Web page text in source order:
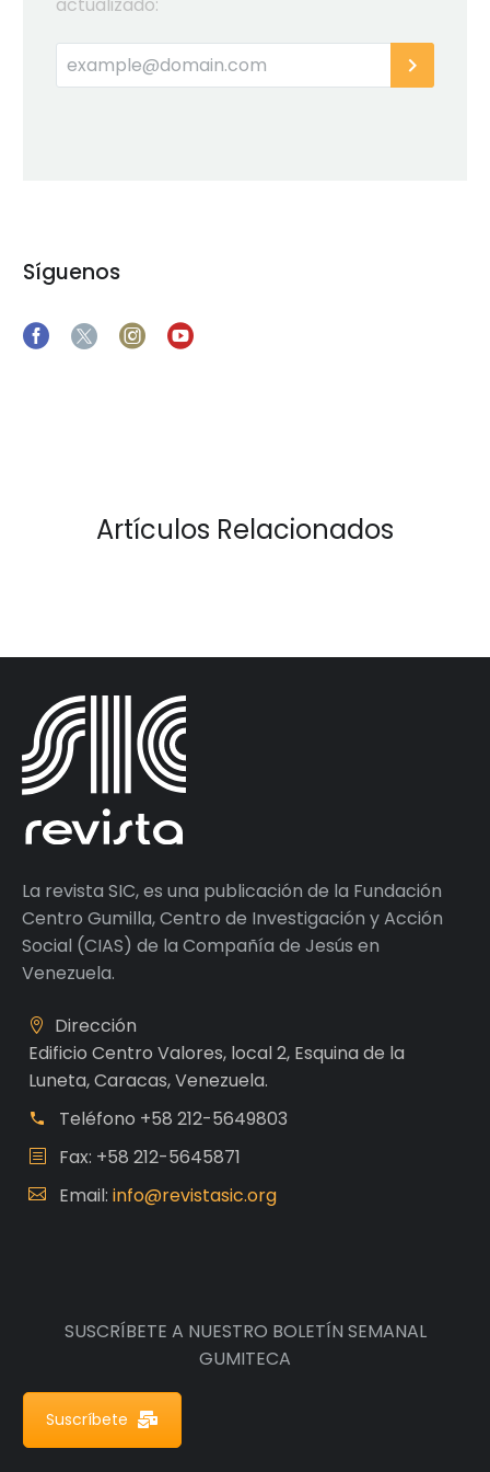
Síguenos
Artículos Relacionados
La revista SIC, es una publicación de la Fundación
Centro Gumilla, Centro de Investigación y Acción
Social (CIAS) de la Compañía de Jesús en
Venezuela.
Dirección
Edificio Centro Valores, local 2, Esquina de la
Luneta, Caracas, Venezuela.
Teléfono +58 212-5649803
Fax: +58 212-5645871
Email: info@revistasic.org
SUSCRÍBETE A NUESTRO BOLETÍN SEMANAL
GUMITECA
Suscríbete